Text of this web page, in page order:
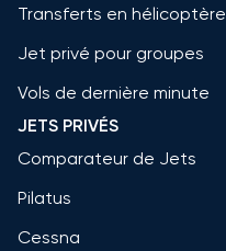
Transferts en hélicoptère
Jet privé pour groupes
Vols de dernière minute
JETS PRIVÉS
Comparateur de Jets
Pilatus
Cessna